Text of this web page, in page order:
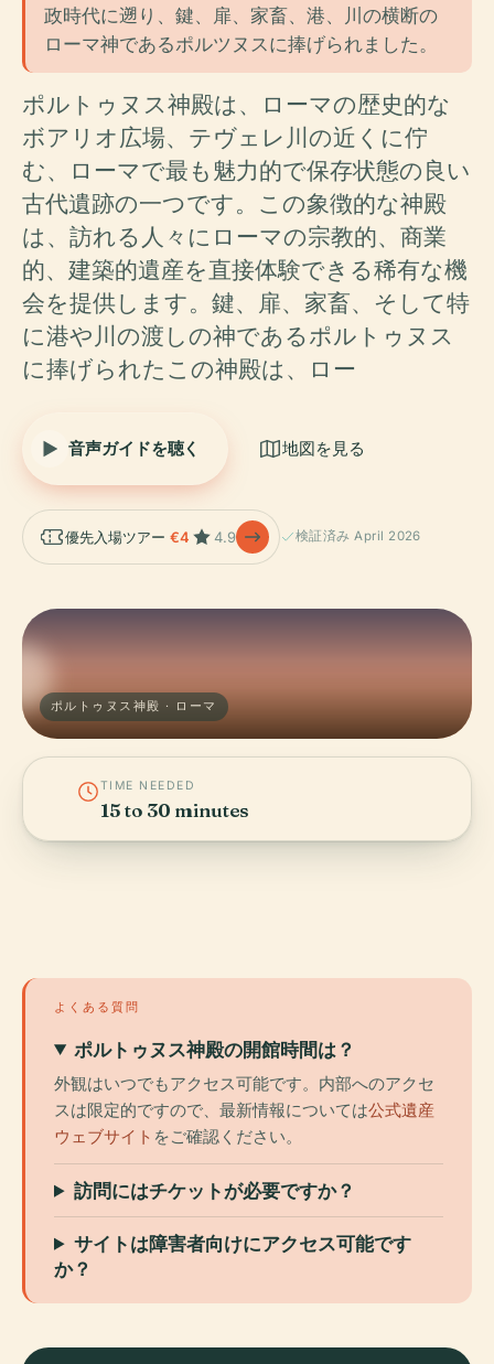
政時代に遡り、鍵、扉、家畜、港、川の横断の
ローマ神であるポルツヌスに捧げられました。
ポルトゥヌス神殿は、ローマの歴史的な
ボアリオ広場、テヴェレ川の近くに佇
む、ローマで最も魅力的で保存状態の良い
古代遺跡の一つです。この象徴的な神殿
は、訪れる人々にローマの宗教的、商業
的、建築的遺産を直接体験できる稀有な機
会を提供します。鍵、扉、家畜、そして特
に港や川の渡しの神であるポルトゥヌス
に捧げられたこの神殿は、ロー
音声ガイドを聴く 地図を見る
優先入場ツアー €4 4.9 検証済み April 2026
ポルトゥヌス神殿 · ローマ
TIME NEEDED
15 to 30 minutes
よくある質問
ポルトゥヌス神殿の開館時間は？
外観はいつでもアクセス可能です。内部へのアクセ
スは限定的ですので、最新情報については公式遺産
ウェブサイト をご確認ください。
訪問にはチケットが必要ですか？
サイトは障害者向けにアクセス可能です
か？